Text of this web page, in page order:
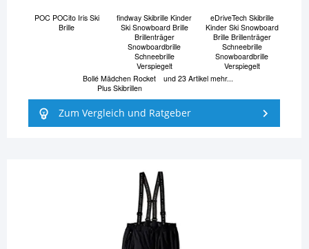
POC POCito Iris Ski
Brille
findway Skibrille Kinder
Ski Snowboard Brille
Brillenträger
Snowboardbrille
Schneebrille
Verspiegelt
eDriveTech Skibrille
Kinder Ski Snowboard
Brille Brillenträger
Schneebrille
Snowboardbrille
Verspiegelt
Bollé Mädchen Rocket
Plus Skibrillen
und 23 Artikel mehr...
Zum Vergleich und Ratgeber